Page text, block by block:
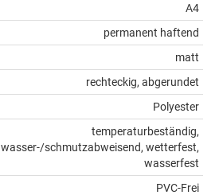
A4
permanent haftend
matt
rechteckig, abgerundet
Polyester
temperaturbeständig,
wasser-/schmutzabweisend, wetterfest,
wasserfest
PVC-Frei